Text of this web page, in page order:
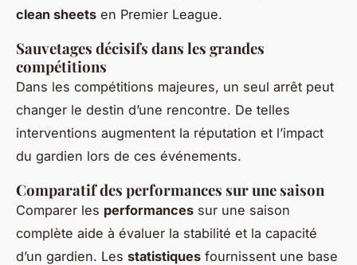
clean sheets en Premier League.
Sauvetages décisifs dans les grandes
compétitions
Dans les compétitions majeures, un seul arrêt peut
changer le destin d’une rencontre. De telles
interventions augmentent la réputation et l’impact
du gardien lors de ces événements.
Comparatif des performances sur une saison
Comparer les performances sur une saison
complète aide à évaluer la stabilité et la capacité
d’un gardien. Les statistiques fournissent une base